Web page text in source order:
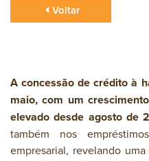
Voltar
A concessão de crédito à
maio, com um
elevado desde agosto de
também nos
empresarial, revelando